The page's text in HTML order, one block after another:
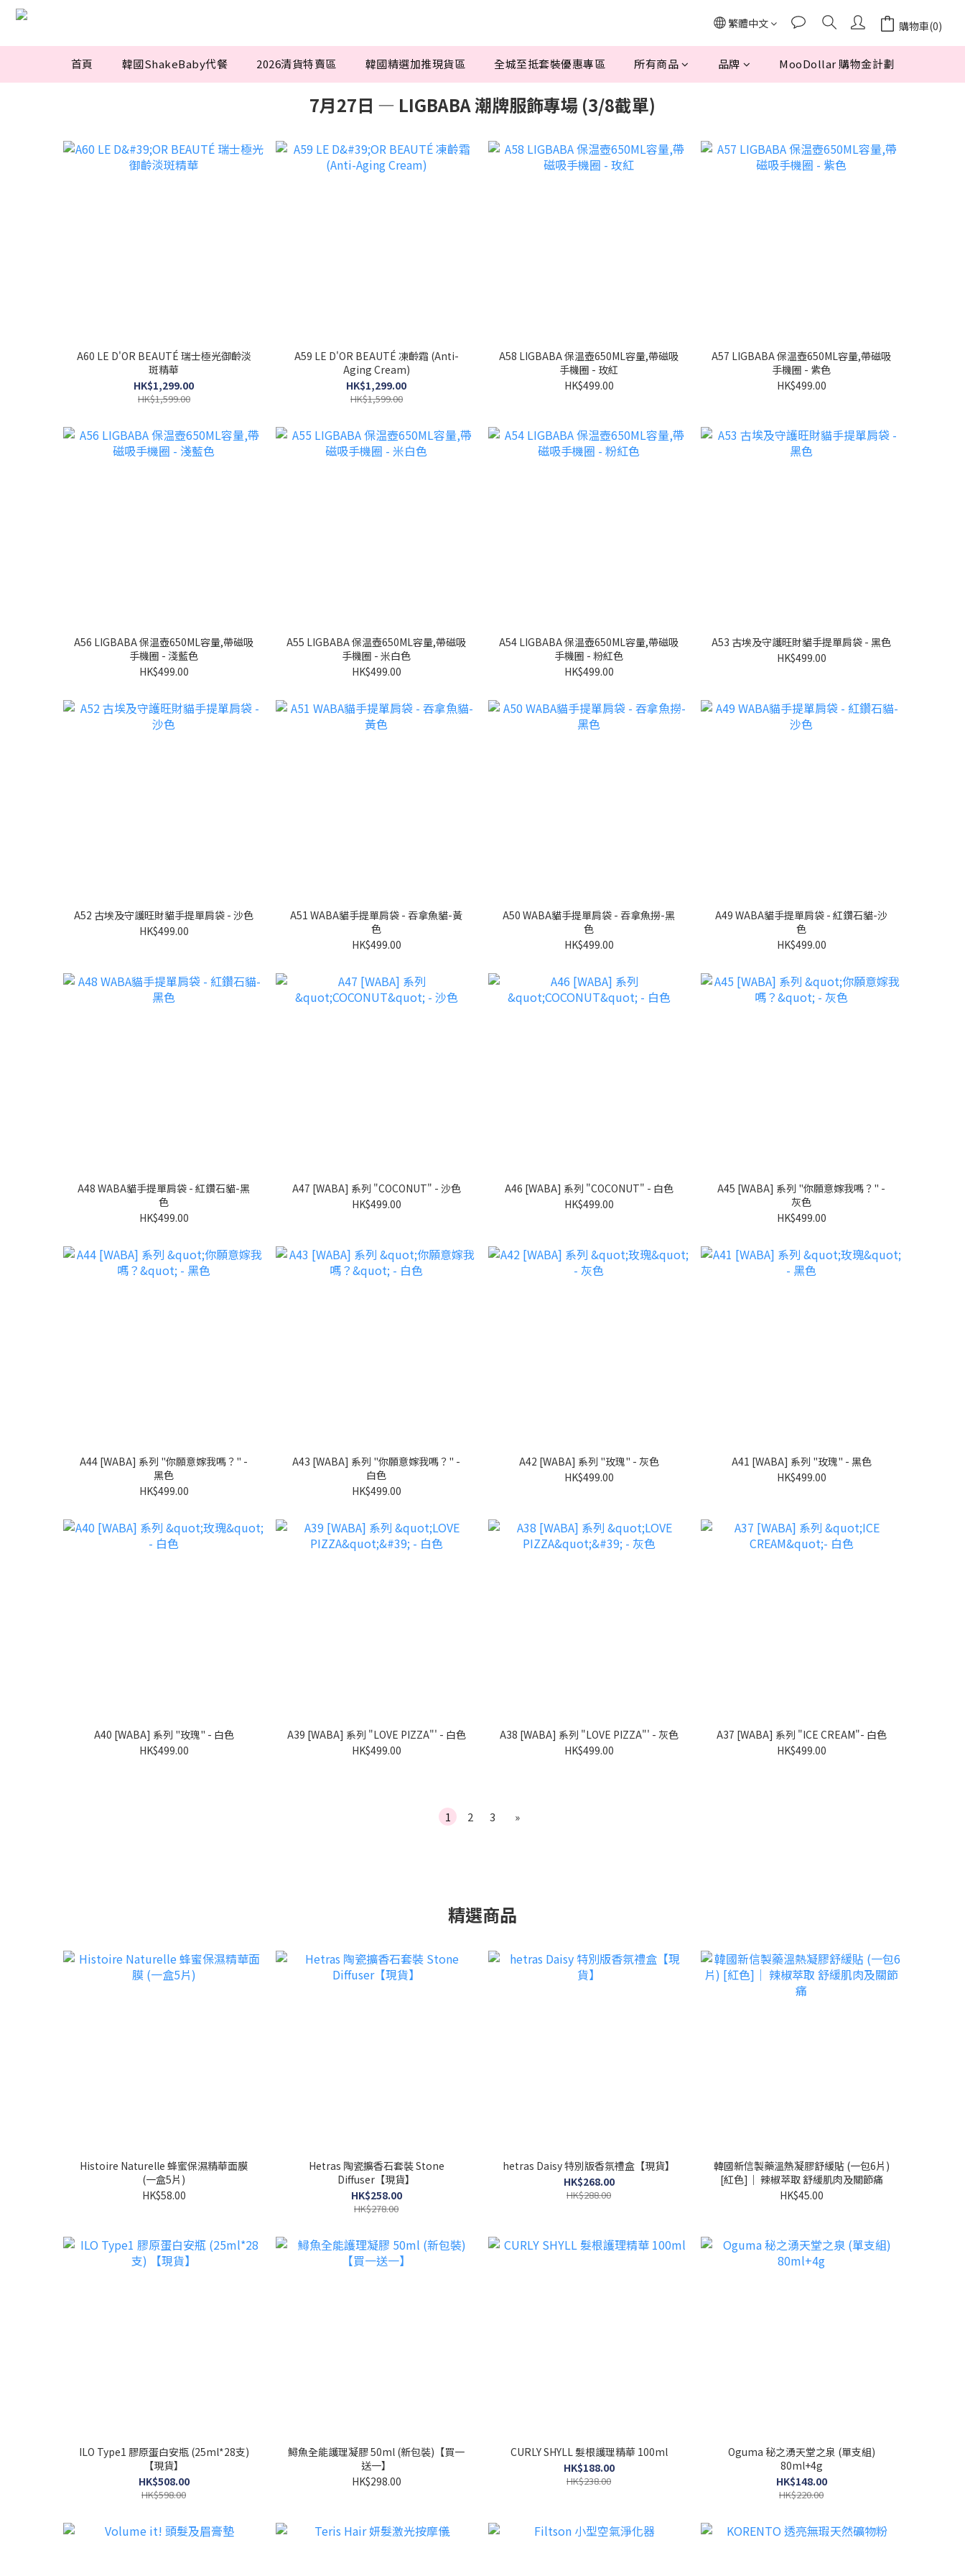
繁體中文 購物車(0)
首頁 韓國ShakeBaby代餐 2026清貨特賣區 韓國精選加推現貨區 全城至抵套裝優惠專區 所有商品 品牌 MooDollar 購物金計劃
7月27日 — LIGBABA 潮牌服飾專場 (3/8截單)
A60 LE D'OR BEAUTÉ 瑞士極光御齡淡
斑精華
HK$1,299.00
HK$1,599.00
A59 LE D'OR BEAUTÉ 凍齡霜 (Anti-
Aging Cream)
HK$1,299.00
HK$1,599.00
A58 LIGBABA 保温壺650ML容量,帶磁吸
手機圈 - 玫紅
HK$499.00
A57 LIGBABA 保温壺650ML容量,帶磁吸
手機圈 - 紫色
HK$499.00
A56 LIGBABA 保温壺650ML容量,帶磁吸
手機圈 - 淺藍色
HK$499.00
A55 LIGBABA 保温壺650ML容量,帶磁吸
手機圈 - 米白色
HK$499.00
A54 LIGBABA 保温壺650ML容量,帶磁吸
手機圈 - 粉紅色
HK$499.00
A53 古埃及守護旺財貓手提單肩袋 - 黑色
HK$499.00
A52 古埃及守護旺財貓手提單肩袋 - 沙色
HK$499.00
A51 WABA貓手提單肩袋 - 吞拿魚貓-黃
色
HK$499.00
A50 WABA貓手提單肩袋 - 吞拿魚撈-黑
色
HK$499.00
A49 WABA貓手提單肩袋 - 紅鑽石貓-沙
色
HK$499.00
A48 WABA貓手提單肩袋 - 紅鑽石貓-黑
色
HK$499.00
A47 [WABA] 系列 "COCONUT" - 沙色
HK$499.00
A46 [WABA] 系列 "COCONUT" - 白色
HK$499.00
A45 [WABA] 系列 "你願意嫁我嗎？" -
灰色
HK$499.00
A44 [WABA] 系列 "你願意嫁我嗎？" -
黑色
HK$499.00
A43 [WABA] 系列 "你願意嫁我嗎？" -
白色
HK$499.00
A42 [WABA] 系列 "玫瑰" - 灰色
HK$499.00
A41 [WABA] 系列 "玫瑰" - 黑色
HK$499.00
A40 [WABA] 系列 "玫瑰" - 白色
HK$499.00
A39 [WABA] 系列 "LOVE PIZZA"' - 白色
HK$499.00
A38 [WABA] 系列 "LOVE PIZZA"' - 灰色
HK$499.00
A37 [WABA] 系列 "ICE CREAM"- 白色
HK$499.00
1 2 3 »
精選商品
Histoire Naturelle 蜂蜜保濕精華面膜
(一盒5片)
HK$58.00
Hetras 陶瓷擴香石套裝 Stone
Diffuser【現貨】
HK$258.00
HK$278.00
hetras Daisy 特別版香氛禮盒【現貨】
HK$268.00
HK$288.00
韓國新信製藥溫熱凝膠舒緩貼 (一包6片)
[紅色]｜ 辣椒萃取 舒緩肌肉及關節痛
HK$45.00
ILO Type1 膠原蛋白安瓶 (25ml*28支)
【現貨】
HK$508.00
HK$598.00
鱘魚全能護理凝膠 50ml (新包裝)【買一
送一】
HK$298.00
CURLY SHYLL 髮根護理精華 100ml
HK$188.00
HK$238.00
Oguma 秘之湧天堂之泉 (單支組)
80ml+4g
HK$148.00
HK$220.00